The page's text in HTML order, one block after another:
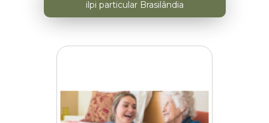
ilpi particular Brasilândia